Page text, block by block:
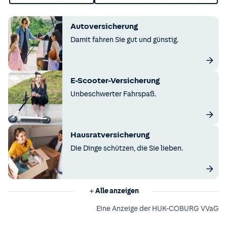
Autoversicherung
Damit fahren Sie gut und günstig.
E-Scooter-Versicherung
Unbeschwerter Fahrspaß.
Hausratversicherung
Die Dinge schützen, die Sie lieben.
Alle anzeigen
Eine Anzeige der HUK-COBURG VVaG